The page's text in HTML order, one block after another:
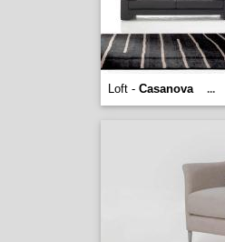
Loft - Casanova ...